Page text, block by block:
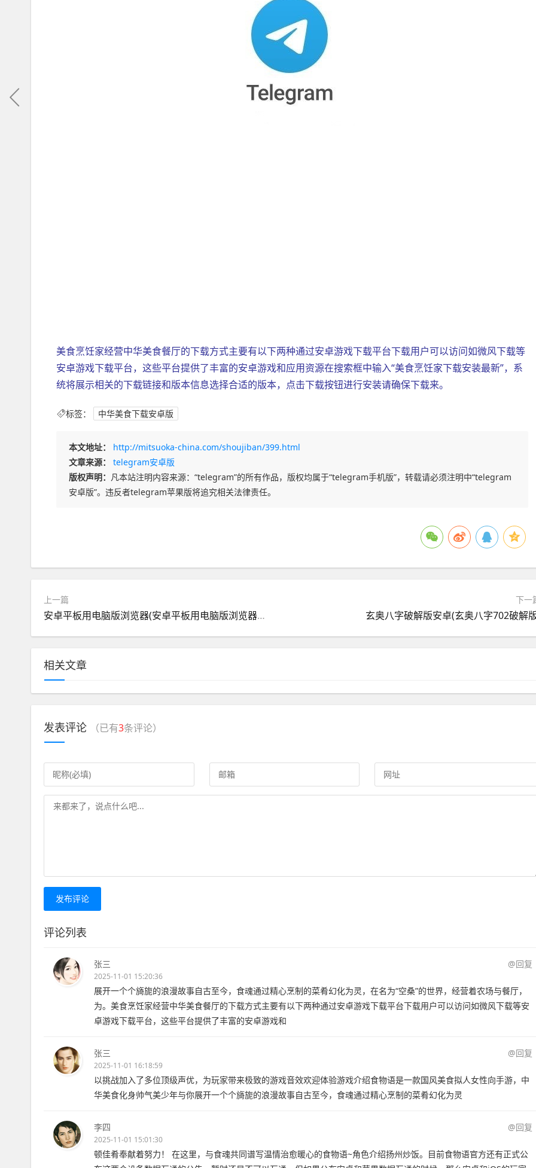
美食烹饪家经营中华美食餐厅的下载方式主要有以下两种通过安卓游戏下载平台下载用户可以访问如微风下载等
安卓游戏下载平台，这些平台提供了丰富的安卓游戏和应用资源在搜索框中输入“美食烹饪家下载安装最新”，系
统将展示相关的下载链接和版本信息选择合适的版本，点击下载按钮进行安装请确保下载来。
标签： 中华美食下载安卓版
本文地址：
http://mitsuoka-china.com/shoujiban/399.html
文章来源：
telegram安卓版
版权声明： 凡本站注明内容来源：“telegram”的所有作品，版权均属于“telegram手机版”，转载请必须注明中“telegram
安卓版”。违反者telegram苹果版将追究相关法律责任。
上一篇
安卓平板用电脑版浏览器(安卓平板用电脑版浏览器怎么下载)
下一
玄奥八字破解版安卓(玄奥八字702破解
相关文章
发表评论 （已有3条评论）
发布评论
评论列表
张三 @回复
2025-11-01 15:20:36
展开一个个旖旎的浪漫故事自古至今，食魂通过精心烹制的菜肴幻化为灵，在名为“空桑”的世界，经营着农场与餐厅，
为。美食烹饪家经营中华美食餐厅的下载方式主要有以下两种通过安卓游戏下载平台下载用户可以访问如微风下载等安
卓游戏下载平台，这些平台提供了丰富的安卓游戏和
张三 @回复
2025-11-01 16:18:59
以挑战加入了多位顶级声优，为玩家带来极致的游戏音效欢迎体验游戏介绍食物语是一款国风美食拟人女性向手游，中
华美食化身帅气美少年与你展开一个个旖旎的浪漫故事自古至今，食魂通过精心烹制的菜肴幻化为灵
李四 @回复
2025-11-01 15:01:30
顿佳肴奉献着努力！ 在这里，与食魂共同谱写温情治愈暖心的食物语~角色介绍扬州炒饭。目前食物语官方还有正式公